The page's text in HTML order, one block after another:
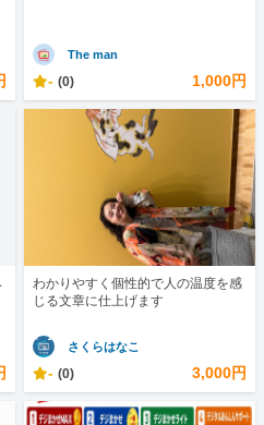
The man
- (0) 1,000円
わかりやすく個性的で人の温度を感
じる文章に仕上げます
さくらはなこ
- (0) 3,000円